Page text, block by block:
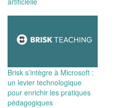
Brisk s’intègre à Microsoft :
un levier technologique
pour enrichir les pratiques
pédagogiques